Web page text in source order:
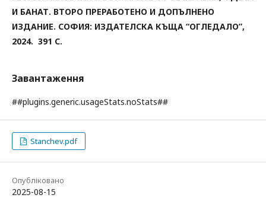
И БАНАТ. ВТОРО ПРЕРАБОТЕНО И ДОПЪЛНЕНО
ИЗДАНИЕ. СОФИЯ: ИЗДАТЕЛСКА КЪЩА “ОГЛЕДАЛО”,
2024. 391 С.
Завантаження
##plugins.generic.usageStats.noStats##
Stanchev.pdf
Опубліковано
2025-08-15